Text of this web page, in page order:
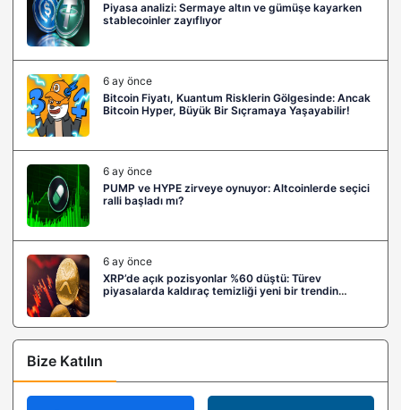
Piyasa analizi: Sermaye altın ve gümüşe kayarken
stablecoinler zayıflıyor
6 ay önce
Bitcoin Fiyatı, Kuantum Risklerin Gölgesinde: Ancak
Bitcoin Hyper, Büyük Bir Sıçramaya Yaşayabilir!
6 ay önce
PUMP ve HYPE zirveye oynuyor: Altcoinlerde seçici
ralli başladı mı?
6 ay önce
XRP’de açık pozisyonlar %60 düştü: Türev
piyasalarda kaldıraç temizliği yeni bir trendin
Bize Katılın